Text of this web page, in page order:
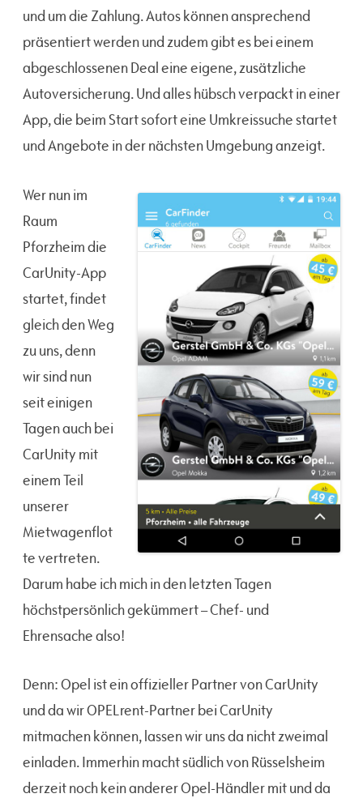
und um die Zahlung. Autos können ansprechend
präsentiert werden und zudem gibt es bei einem
abgeschlossenen Deal eine eigene, zusätzliche
Autoversicherung. Und alles hübsch verpackt in einer
App, die beim Start sofort eine Umkreissuche startet
und Angebote in der nächsten Umgebung anzeigt.
Wer nun im
Raum
Pforzheim die
CarUnity-App
startet, findet
gleich den Weg
zu uns, denn
wir sind nun
seit einigen
Tagen auch bei
CarUnity mit
einem Teil
unserer
Mietwagenflot
te vertreten.
Darum habe ich mich in den letzten Tagen
höchstpersönlich gekümmert – Chef- und
Ehrensache also!
Denn: Opel ist ein offizieller Partner von CarUnity
und da wir OPELrent-Partner bei CarUnity
mitmachen können, lassen wir uns da nicht zweimal
einladen. Immerhin macht südlich von Rüsselsheim
derzeit noch kein anderer Opel-Händler mit und da